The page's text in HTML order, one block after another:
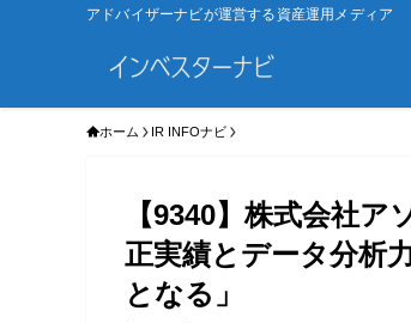
アドバイザーナビが運営する資産運用メディア
ホーム IR INFOナビ
【9340】株式会社
正実績とデータ分析
となる」